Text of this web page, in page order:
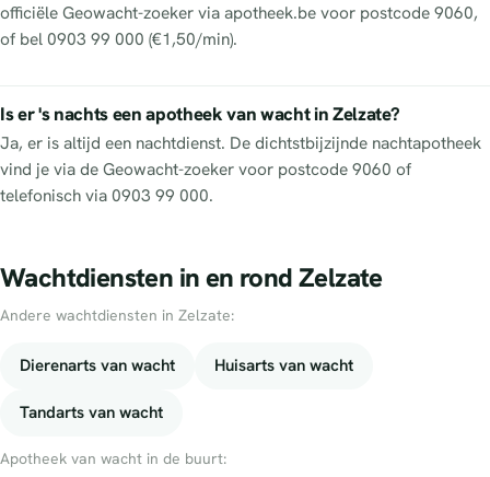
officiële Geowacht-zoeker via apotheek.be voor postcode 9060,
of bel 0903 99 000 (€1,50/min).
Is er 's nachts een apotheek van wacht in Zelzate?
Ja, er is altijd een nachtdienst. De dichtstbijzijnde nachtapotheek
vind je via de Geowacht-zoeker voor postcode 9060 of
telefonisch via 0903 99 000.
Wachtdiensten in en rond Zelzate
Andere wachtdiensten in Zelzate:
Dierenarts van wacht Huisarts van wacht
Tandarts van wacht
Apotheek van wacht in de buurt: